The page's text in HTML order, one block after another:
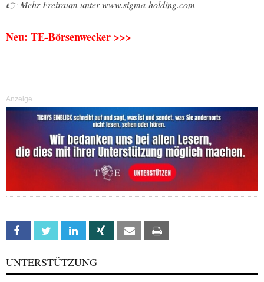
👉 Mehr Freiraum unter www.sigma-holding.com
Neu: TE-Börsenwecker >>>
Anzeige
Facebook Twitter Linkedin Xing Email
UNTERSTÜTZUNG